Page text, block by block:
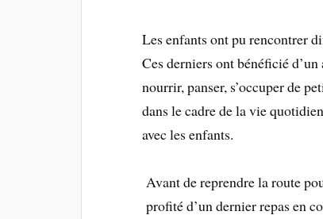
Les enfants ont pu rencontrer
Ces derniers ont bénéficié
nourrir, panser, s’occuper de
dans le cadre de la vie
avec les enfants.
Avant de reprendre la route
profité d’un dernier repas en